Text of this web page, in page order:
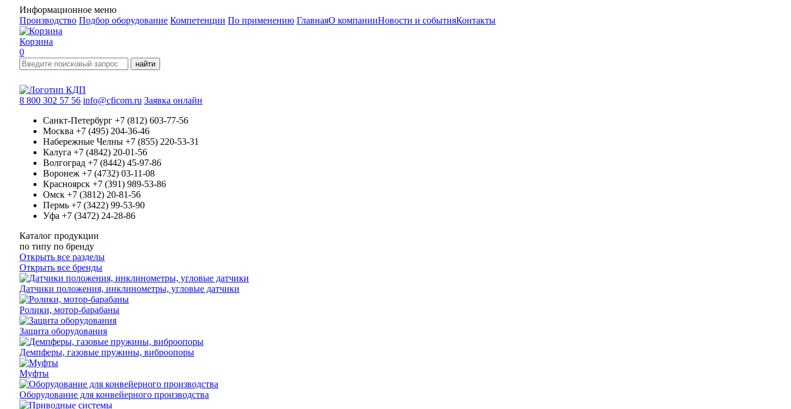
Информационное меню
Производство Подбор оборудование Компетенции По применению ГлавнаяО компанииНовости и событияКонтакты
Корзина
0
найти
8 800 302 57 56 info@cficom.ru Заявка онлайн
Санкт-Петербург +7 (812) 603-77-56
Москва +7 (495) 204-36-46
Набережные Челны +7 (855) 220-53-31
Калуга +7 (4842) 20-01-56
Волгоград +7 (8442) 45-97-86
Воронеж +7 (4732) 03-11-08
Красноярск +7 (391) 989-53-86
Омск +7 (3812) 20-81-56
Пермь +7 (3422) 99-53-90
Уфа +7 (3472) 24-28-86
Каталог продукции
по типу по бренду
Открыть все разделы
Открыть все бренды
Датчики положения, инклинометры, угловые датчики
Ролики, мотор-барабаны
Защита оборудования
Демпферы, газовые пружины, виброопоры
Муфты
Оборудование для конвейерного производства